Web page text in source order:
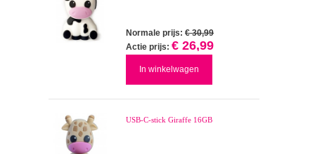
Normale prijs: € 30,99
Actie prijs: € 26,99
In winkelwagen
USB-C-stick Giraffe 16GB